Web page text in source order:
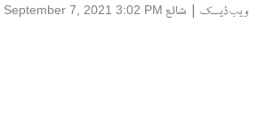
ویب ڈیسک | شائع September 7, 2021 3:02 PM